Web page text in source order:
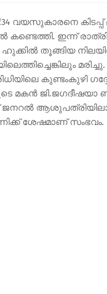
വയസുകാരനെ കിടപ്പ്
കണ്ടെത്തി. ഇന്ന്
ഹുക്കിൽ തൂങ്ങിയ
കുണ്ടംകുഴി
മകൻ ജി.ജഗദീഷയാ ണ്
ശേഷമാണ് സംഭവം.